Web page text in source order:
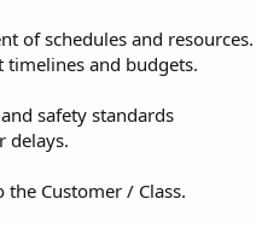
of schedules and resources.
and budgets.
safety standards
delays.
Customer / Class.